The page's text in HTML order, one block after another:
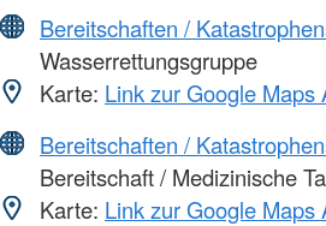
Bereitschaften /
Wasserrettungsgruppe
Karte: Link zur Google Maps
Bereitschaften /
Bereitschaft / Medizinische
Karte: Link zur Google Maps